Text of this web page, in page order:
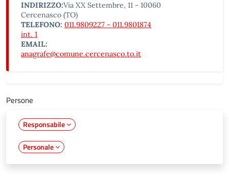
INDIRIZZO:Via XX Settembre, 11 - 10060
Cercenasco (TO)
TELEFONO: 011.9809227 - 011.9801874
int. 1
EMAIL:
anagrafe@comune.cercenasco.to.it
Persone
Responsabile
Personale